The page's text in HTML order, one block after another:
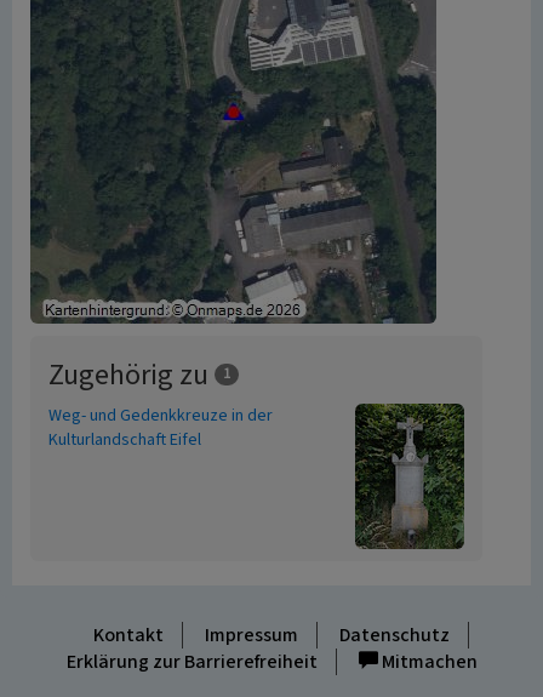
Zugehörig zu 1
Weg- und Gedenkkreuze in der
Kulturlandschaft Eifel
Kontakt Impressum
Datenschutz
Erklärung zur Barrierefreiheit
Mitmachen